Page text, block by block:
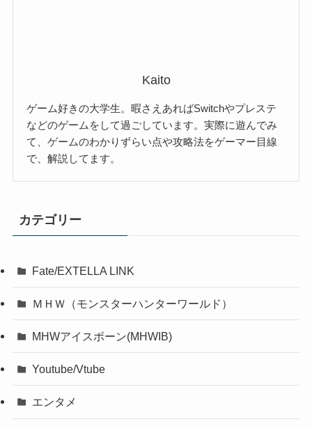
Kaito
ゲーム好きの大学生。暇さえあればSwitchやプレステ
などのゲームをして過ごしています。実際に遊んでみ
て、ゲームのわかりずらい点や攻略法をゲーマー目線
で、解説してます。
カテゴリー
Fate/EXTELLA LINK
ＭＨＷ（モンスターハンターワールド）
MHWアイスボーン(MHWIB)
Youtube/Vtube
エンタメ